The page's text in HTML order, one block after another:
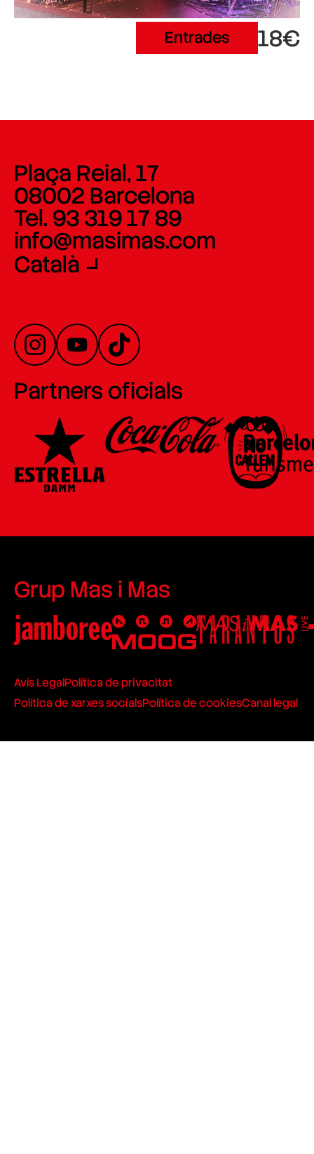
Entrades 18€
Plaça Reial, 17
08002 Barcelona
Tel. 93 319 17 89
info@masimas.com
Català
Partners oficials
Grup Mas i Mas
Avís LegalPolítica de privacitat
Política de xarxes socialsPolítica de cookiesCanal legal